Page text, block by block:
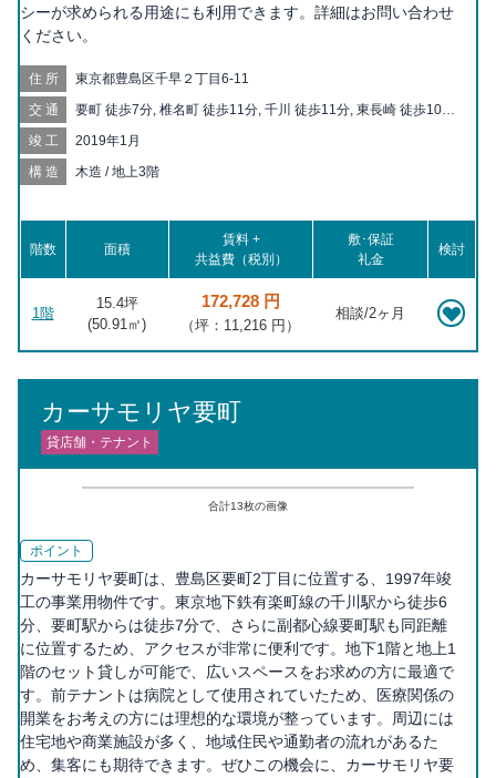
シーが求められる用途にも利用できます。詳細はお問い合わせ
ください。
住所 東京都豊島区千早２丁目6-11
交通
要町 徒歩7分, 椎名町 徒歩11分, 千川 徒歩11分, 東長崎 徒歩10分,
竣工 2019年1月
構造 木造 / 地上3階
階数 面積
賃料 +
共益費（税別）
敷･保証
礼金
検討
1階
15.4坪
(50.91㎡)
172,728 円
（坪：11,216 円）
相談/2ヶ月
カーサモリヤ要町
貸店舗・テナント
合計13枚の画像
ポイント
カーサモリヤ要町は、豊島区要町2丁目に位置する、1997年竣
工の事業用物件です。東京地下鉄有楽町線の千川駅から徒歩6
分、要町駅からは徒歩7分で、さらに副都心線要町駅も同距離
に位置するため、アクセスが非常に便利です。地下1階と地上1
階のセット貸しが可能で、広いスペースをお求めの方に最適で
す。前テナントは病院として使用されていたため、医療関係の
開業をお考えの方には理想的な環境が整っています。周辺には
住宅地や商業施設が多く、地域住民や通勤者の流れがあるた
め、集客にも期待できます。ぜひこの機会に、カーサモリヤ要